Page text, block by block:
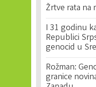
Žrtve rata na
I 31 godinu
Republici
genocid u
Rožman:
granice